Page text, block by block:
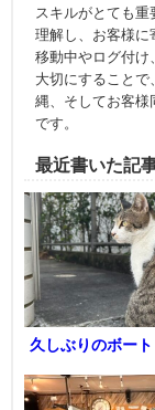
スキルがとても
理解し、お客様に
移動中やログ付け
大切にすることで
縄、そしてお客様
です。
最近書いた記
久しぶりのボート